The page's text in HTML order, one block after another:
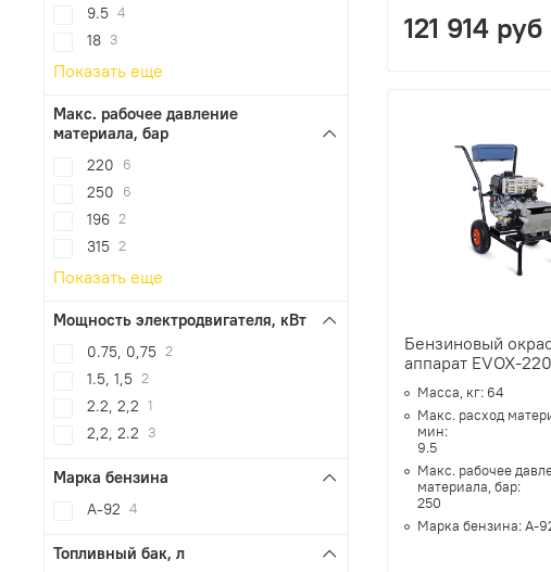
121 914 руб
Бензиновый
аппарат EVOX-
Масса, кг: 64
Макс. расход
мин:
9.5
Макс. рабочее
материала, бар:
250
Марка бензина:А-
9.5 4
18 3
Показать еще
Макс. рабочее давление
материала, бар
220 6
250 6
196 2
315 2
Показать еще
Мощность электродвигателя, кВт
0.75, 0,75 2
1.5, 1,5 2
2.2, 2,2 1
2,2, 2.2 3
Марка бензина
А-92 4
Топливный бак, л